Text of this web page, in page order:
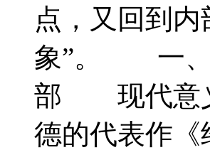
点，又回到
象”。 一、
部 现代意义
德的代表作《